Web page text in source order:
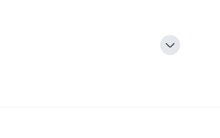
زیرا این صرافی با ارائه قیمت‌های رقابتی و کارمزد پایین، تجربه خریدی مطلوب
توجه به جدیدترین اخبار و تحلیل‌های بازار ارزهای دیجیتال، می‌توانید بهترین